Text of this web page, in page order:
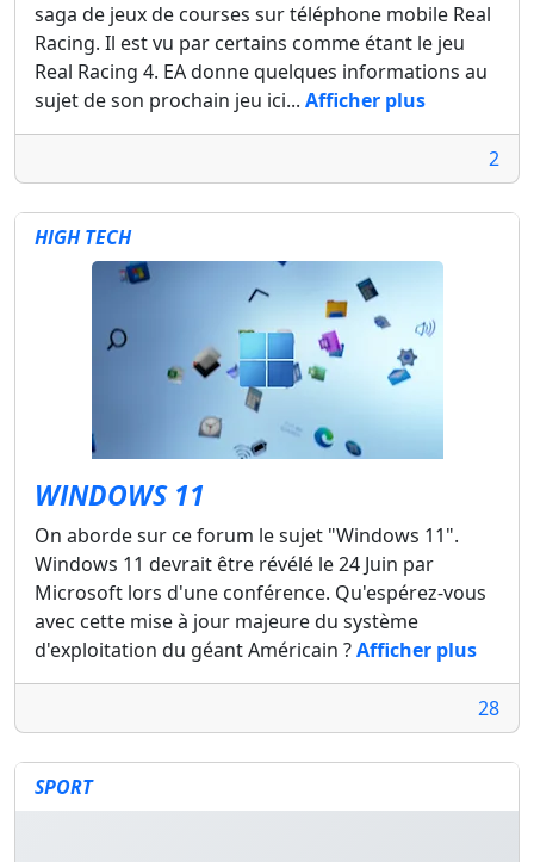
saga de jeux de courses sur téléphone mobile Real
Racing. Il est vu par certains comme étant le jeu
Real Racing 4. EA donne quelques informations au
sujet de son prochain jeu ici... Afficher plus
2
HIGH TECH
WINDOWS 11
On aborde sur ce forum le sujet "Windows 11".
Windows 11 devrait être révélé le 24 Juin par
Microsoft lors d'une conférence. Qu'espérez-vous
avec cette mise à jour majeure du système
d'exploitation du géant Américain ?Afficher plus
28
SPORT